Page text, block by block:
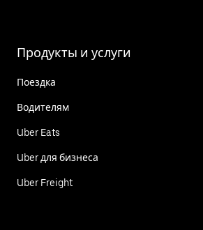
Продукты и услуги
Поездка
Водителям
Uber Eats
Uber для бизнеса
Uber Freight